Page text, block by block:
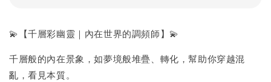
💫【千層彩幽靈｜內在世界的調頻師】💫
千層般的內在景象，如夢境般堆疊、轉化，幫助你穿越混
亂，看見本質。